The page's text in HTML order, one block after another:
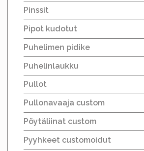
Pinssit
Pipot kudotut
Puhelimen pidike
Puhelinlaukku
Pullot
Pullonavaaja custom
Pöytäliinat custom
Pyyhkeet customoidut